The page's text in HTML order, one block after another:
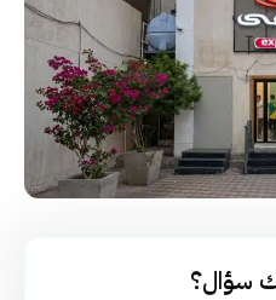
سؤال؟